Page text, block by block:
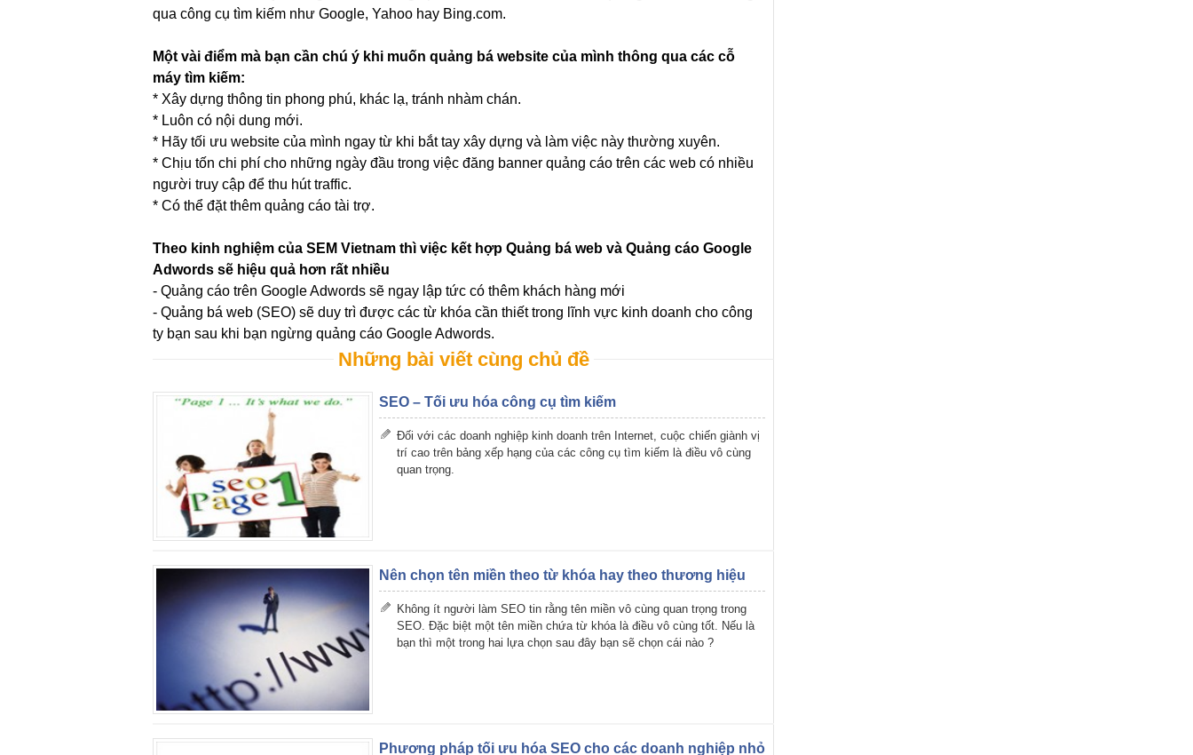
qua công cụ tìm kiếm như Google, Yahoo hay Bing.com.
Một vài điểm mà bạn cần chú ý khi muốn quảng bá website của mình thông qua các cỗ
máy tìm kiếm:
* Xây dựng thông tin phong phú, khác lạ, tránh nhàm chán.
* Luôn có nội dung mới.
* Hãy tối ưu website của mình ngay từ khi bắt tay xây dựng và làm việc này thường xuyên.
* Chịu tốn chi phí cho những ngày đầu trong việc đăng banner quảng cáo trên các web có nhiều
người truy cập để thu hút traffic.
* Có thể đặt thêm quảng cáo tài trợ.
Theo kinh nghiệm của SEM Vietnam thì việc kết hợp Quảng bá web và Quảng cáo Google
Adwords sẽ hiệu quả hơn rất nhiều
- Quảng cáo trên Google Adwords sẽ ngay lập tức có thêm khách hàng mới
- Quảng bá web (SEO) sẽ duy trì được các từ khóa cần thiết trong lĩnh vực kinh doanh cho công
ty bạn sau khi bạn ngừng quảng cáo Google Adwords.
Những bài viết cùng chủ đề
SEO – Tối ưu hóa công cụ tìm kiếm
Đối với các doanh nghiệp kinh doanh trên Internet, cuộc chiến giành vị
trí cao trên bảng xếp hạng của các công cụ tìm kiếm là điều vô cùng
quan trọng.
Nên chọn tên miền theo từ khóa hay theo thương hiệu
Không ít người làm SEO tin rằng tên miền vô cùng quan trọng trong
SEO. Đặc biệt một tên miền chứa từ khóa là điều vô cùng tốt. Nếu là
bạn thì một trong hai lựa chọn sau đây bạn sẽ chọn cái nào ?
Phương pháp tối ưu hóa SEO cho các doanh nghiệp nhỏ